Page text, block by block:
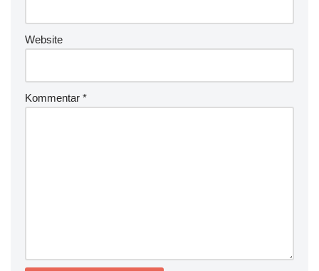
Website
Kommentar *